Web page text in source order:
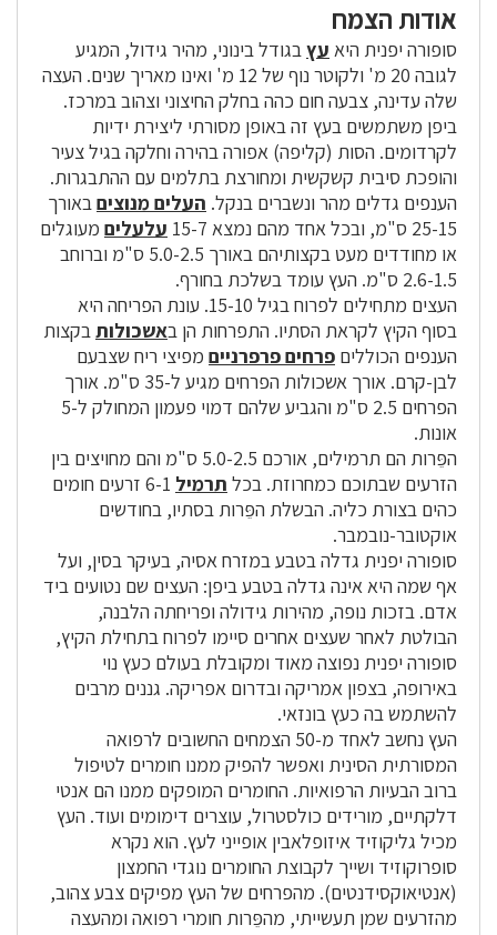
אודות הצמח
סופורה יפנית היא עץבגודל בינוני, מהיר גידול, המגיע
לגובה 20 מ' ולקוטר נוף של 12 מ' ואינו מאריך שנים. העצה
שלה עדינה, צבעה חום כהה בחלק החיצוני וצהוב במרכז.
ביפן משתמשים בעץ זה באופן מסורתי ליצירת ידיות
לקרדומים. הסות (קליפה) אפורה בהירה וחלקה בגיל צעיר
והופכת סיבית קשקשית ומחורצת בתלמים עם ההתבגרות.
הענפים גדלים מהר ונשברים בנקל. העלים מנוציםבאורך
25-15 ס"מ, ובכל אחד מהם נמצא 15-7
עלעלים מעוגלים
או מחודדים מעט בקצותיהם באורך 5.0-2.5 ס"מ וברוחב
2.6-1.5 ס"מ. העץ עומד בשלכת בחורף.
העצים מתחילים לפרוח בגיל 15-10. עונת הפריחה היא
בסוף הקיץ לקראת הסתיו. התפרחות הן באשכולותבקצות
הענפים הכוללים פרחים פרפרניים מפיצי ריח שצבעם
לבן-קרם. אורך אשכולות הפרחים מגיע ל-35 ס"מ. אורך
הפרחים 2.5 ס"מ והגביע שלהם דמוי פעמון המחולק ל-5
אונות.
הפֵּרות הם תרמילים, אורכם 5.0-2.5 ס"מ והם מחויצים בין
הזרעים שבתוכם כמחרוזת. בכל תרמיל
6-1 זרעים חומים
כהים בצורת כליה. הבשלת הפֵּרות בסתיו, בחודשים
אוקטובר-נובמבר.
סופורה יפנית גדלה בטבע במזרח אסיה, בעיקר בסין, ועל
אף שמה היא אינה גדלה בטבע ביפן: העצים שם נטועים ביד
אדם. בזכות נופה, מהירות גידולה ופריחתה הלבנה,
הבולטת לאחר שעצים אחרים סיימו לפרוח בתחילת הקיץ,
סופורה יפנית נפוצה מאוד ומקובלת בעולם כעץ נוי
באירופה, בצפון אמריקה ובדרום אפריקה. גננים מרבים
להשתמש בה כעץ בונזאי.
העץ נחשב לאחד מ-50 הצמחים החשובים לרפואה
המסורתית הסינית ואפשר להפיק ממנו חומרים לטיפול
ברוב הבעיות הרפואיות. החומרים המופקים ממנו הם אנטי
דלקתיים, מורידים כולסטרול, עוצרים דימומים ועוד. העץ
מכיל גליקוזיד איזופלאבין אופייני לעץ. הוא נקרא
סופרוקוזיד ושייך לקבוצת החומרים נוגדי החמצון
(אנטיאוקסידנטים). מהפרחים של העץ מפיקים צבע צהוב,
מהזרעים שמן תעשייתי, מהפֵּרות חומרי רפואה ומהעצה